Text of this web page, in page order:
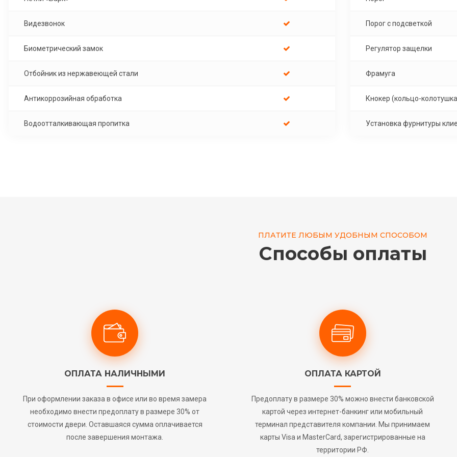
Видезвонок
Биометрический замок
Отбойник из нержавеющей стали
Антикоррозийная обработка
Водоотталкивающая пропитка
Порог с подсветкой
Регулятор защелки
Фрамуга
Кнокер (кольцо-
Установка фурнитуры
ПЛАТИТЕ ЛЮБЫМ УДОБНЫМ СПОСОБОМ
Способы оплаты
ОПЛАТА НАЛИЧНЫМИ
При оформлении заказа в офисе или во время замера
необходимо внести предоплату в размере 30% от
стоимости двери. Оставшаяся сумма оплачивается
после завершения монтажа.
ОПЛАТА КАРТОЙ
Предоплату в размере 30% можно внести банковской
картой через интернет-банкинг или мобильный
терминал представителя компании. Мы принимаем
карты Visa и MasterCard, зарегистрированные на
территории РФ.